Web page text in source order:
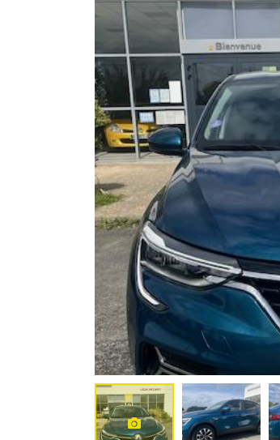
l'adresse email indiqué ci-dessus. Vous pouvez vous
le formulaire de désinscription
INSCRIPTION
1er janvier 1996
– Date de mise en circulation :
1er janvier 2001
Euro 4– Date de mise en
1er janvier 2006
Euro 5– Date de mise en
1er janvier 2011
Euro 6b– Date de mise en
1er septembre 2015
Euro 6c– Date de mise en
1er septembre 2017